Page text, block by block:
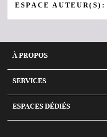
ESPACE
À PROPOS
SERVICES
ESPACES DÉDIÉS